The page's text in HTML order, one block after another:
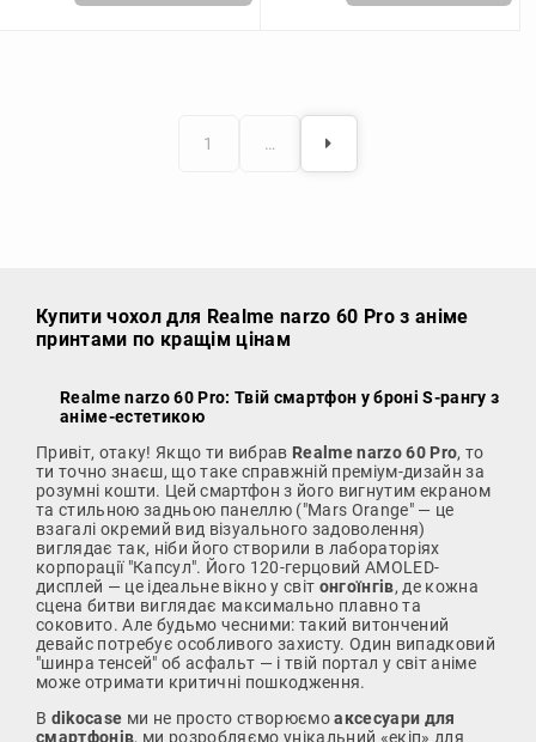
1 …
Купити чохол для Realme narzo 60 Pro з аніме
принтами по кращім цінам
Realme narzo 60 Pro: Твій смартфон у броні S-рангу з
аніме-естетикою
Привіт, отаку! Якщо ти вибрав Realme narzo 60 Pro, то
ти точно знаєш, що таке справжній преміум-дизайн за
розумні кошти. Цей смартфон з його вигнутим екраном
та стильною задньою панеллю ("Mars Orange" — це
взагалі окремий вид візуального задоволення)
виглядає так, ніби його створили в лабораторіях
корпорації "Капсул". Його 120-герцовий AMOLED-
дисплей — це ідеальне вікно у світ онгоїнгів, де кожна
сцена битви виглядає максимально плавно та
соковито. Але будьмо чесними: такий витончений
девайс потребує особливого захисту. Один випадковий
"шинра тенсей" об асфальт — і твій портал у світ аніме
може отримати критичні пошкодження.
В dikocase ми не просто створюємоаксесуари для
смартфонів, ми розробляємо унікальний «екіп» для